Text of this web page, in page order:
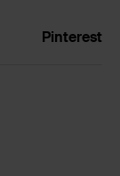
Pinterest